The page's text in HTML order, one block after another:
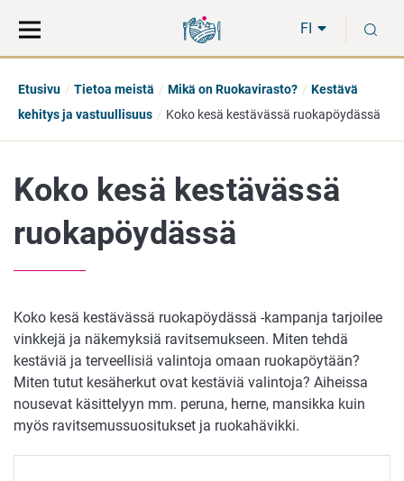
suoraan
sisältöön
koko
sivuston
FI
Etusivu Tietoa meistä Mikä on Ruokavirasto?
Kestävä
kehitys ja vastuullisuus
Koko kesä kestävässä ruokapöydässä
Koko kesä kestävässä
ruokapöydässä
Koko kesä kestävässä ruokapöydässä -kampanja tarjoilee
vinkkejä ja näkemyksiä ravitsemukseen. Miten tehdä
kestäviä ja terveellisiä valintoja omaan ruokapöytään?
Miten tutut kesäherkut ovat kestäviä valintoja? Aiheissa
nousevat käsittelyyn mm. peruna, herne, mansikka kuin
myös ravitsemussuositukset ja ruokahävikki.